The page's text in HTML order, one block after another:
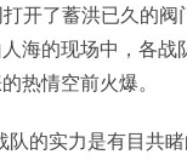
开了蓄洪已久的
海的现场中，各
热情空前火爆。
队的实力是有目共